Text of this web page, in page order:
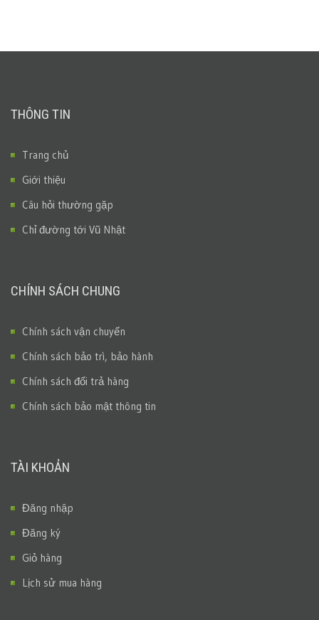
THÔNG TIN
Trang chủ
Giới thiệu
Câu hỏi thường gặp
Chỉ đường tới Vũ Nhật
CHÍNH SÁCH CHUNG
Chính sách vận chuyển
Chính sách bảo trì, bảo hành
Chính sách đổi trả hàng
Chính sách bảo mật thông tin
TÀI KHOẢN
Đăng nhập
Đăng ký
Giỏ hàng
Lịch sử mua hàng